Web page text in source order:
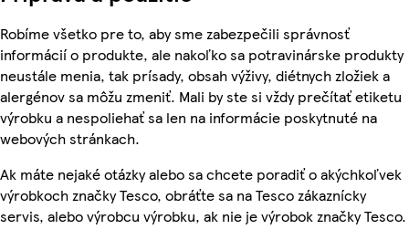
Robíme všetko pre to, aby sme zabezpečili správnosť
informácií o produkte, ale nakoľko sa potravinárske produkty
neustále menia, tak prísady, obsah výživy, diétnych zložiek a
alergénov sa môžu zmeniť. Mali by ste si vždy prečítať etiketu
výrobku a nespoliehať sa len na informácie poskytnuté na
webových stránkach.
Ak máte nejaké otázky alebo sa chcete poradiť o akýchkoľvek
výrobkoch značky Tesco, obráťte sa na Tesco zákaznícky
servis, alebo výrobcu výrobku, ak nie je výrobok značky Tesco.